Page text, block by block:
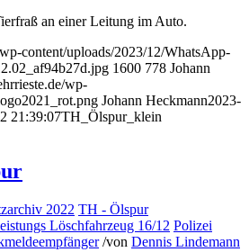
an einer Leitung im Auto.
content/uploads/2023/12/WhatsApp-
1600 778 Johann
wp-
Johann Heckmann2023-
21:39:07TH_Ölspur_klein
2022 TH - Ölspur
Löschfahrzeug 16/12 Polizei
/von Dennis Lindemann